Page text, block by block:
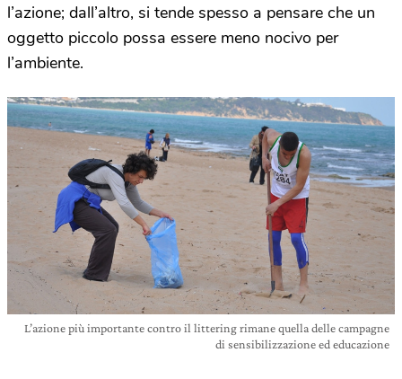
l’azione; dall’altro, si tende spesso a pensare che un
oggetto piccolo possa essere meno nocivo per
l’ambiente.
L’azione più importante contro il littering rimane quella delle campagne
di sensibilizzazione ed educazione